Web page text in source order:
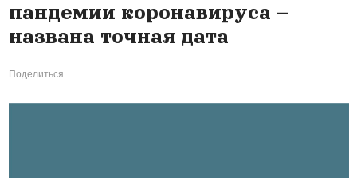
пандемии коронавируса –
названа точная дата
Поделиться